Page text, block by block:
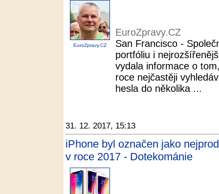
EuroZpravy.CZ
EuroZpravy.CZ
San Francisco -
portfóliu i
vydala informace o
roce nejčastěji
hesla do několika ...
31. 12. 2017, 15:13
iPhone byl označen jako
v roce 2017 - Dotekománie